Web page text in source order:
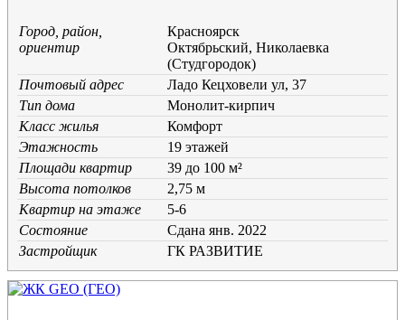
Город, район,
ориентир
Красноярск
Октябрьский, Николаевка
(Студгородок)
Почтовый адрес
Ладо Кецховели ул, 37
Тип дома
Монолит-кирпич
Класс жилья
Комфорт
Этажность
19 этажей
Площади квартир
39 до 100 м²
Высота потолков
2,75 м
Квартир на этаже
5-6
Состояние
Cдана янв. 2022
Застройщик
ГК РАЗВИТИЕ